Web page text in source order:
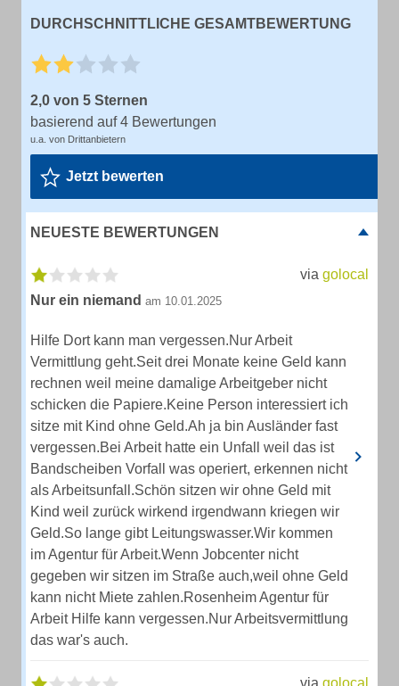
DURCHSCHNITTLICHE GESAMTBEWERTUNG
2,0 von 5 Sternen
basierend auf 4 Bewertungen
u.a. von Drittanbietern
Jetzt bewerten
NEUESTE BEWERTUNGEN
via golocal
Nur ein niemand am 10.01.2025
Hilfe Dort kann man vergessen.Nur Arbeit
Vermittlung geht.Seit drei Monate keine Geld kann
rechnen weil meine damalige Arbeitgeber nicht
schicken die Papiere.Keine Person interessiert ich
sitze mit Kind ohne Geld.Ah ja bin Ausländer fast
vergessen.Bei Arbeit hatte ein Unfall weil das ist
Bandscheiben Vorfall was operiert, erkennen nicht
als Arbeitsunfall.Schön sitzen wir ohne Geld mit
Kind weil zurück wirkend irgendwann kriegen wir
Geld.So lange gibt Leitungswasser.Wir kommen
im Agentur für Arbeit.Wenn Jobcenter nicht
gegeben wir sitzen im Straße auch,weil ohne Geld
kann nicht Miete zahlen.Rosenheim Agentur für
Arbeit Hilfe kann vergessen.Nur Arbeitsvermittlung
das war's auch.
via golocal